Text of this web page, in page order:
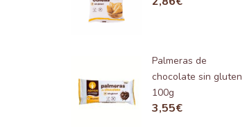
Palmeras de
chocolate sin gluten
100g
3,55€